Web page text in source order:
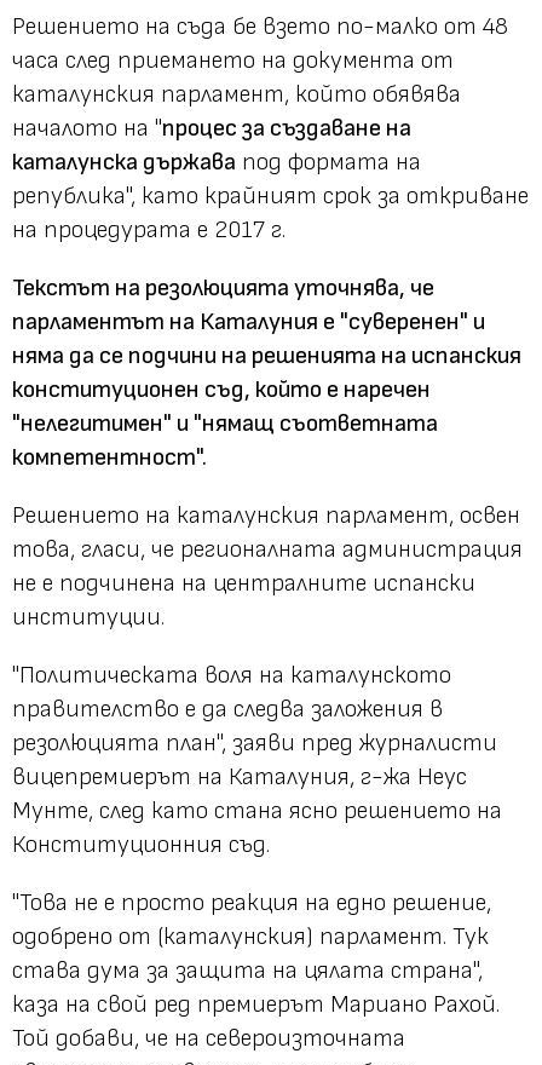
Решението на съда бе взето по-малко от 48
часа след приемането на документа от
каталунския парламент, който обявява
началото на "процес за създаване на
каталунска държава под формата на
република", като крайният срок за откриване
на процедурата е 2017 г.
Текстът на резолюцията уточнява, че
парламентът на Каталуния е "суверенен" и
няма да се подчини на решенията на испанския
конституционен съд, който е наречен
"нелегитимен" и "нямащ съответната
компетентност".
Решението на каталунския парламент, освен
това, гласи, че регионалната администрация
не е подчинена на централните испански
институции.
"Политическата воля на каталунското
правителство е да следва заложения в
резолюцията план", заяви пред журналисти
вицепремиерът на Каталуния, г-жа Неус
Мунте, след като стана ясно решението на
Конституционния съд.
"Това не е просто реакция на едно решение,
одобрено от (каталунския) парламент. Тук
става дума за защита на цялата страна",
каза на свой ред премиерът Мариано Рахой.
Той добави, че на североизточната